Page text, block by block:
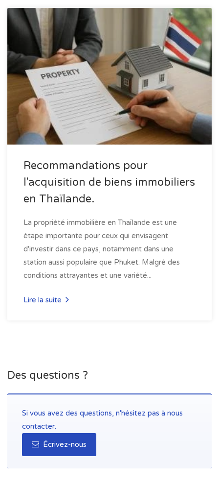
Recommandations pour
l'acquisition de biens immobiliers
en Thaïlande.
La propriété immobilière en Thaïlande est une
étape importante pour ceux qui envisagent
d'investir dans ce pays, notamment dans une
station aussi populaire que Phuket. Malgré des
conditions attrayantes et une variété...
Lire la suite
Des questions ?
Si vous avez des questions, n'hésitez pas à nous
contacter.
Écrivez-nous